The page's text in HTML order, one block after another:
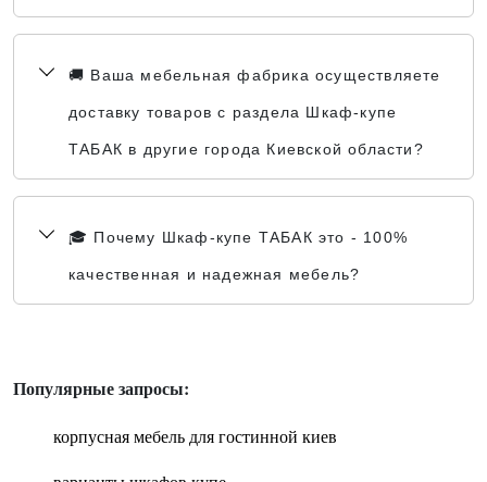
🚚 Ваша мебельная фабрика осуществляете
доставку товаров с раздела Шкаф-купе
ТАБАК в другие города Киевской области?
🎓 Почему Шкаф-купе ТАБАК это - 100%
качественная и надежная мебель?
Популярные запросы:
корпусная мебель для гостинной киев